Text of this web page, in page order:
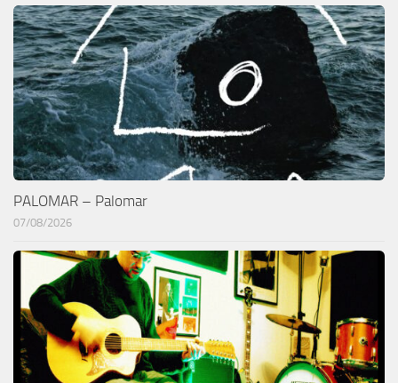
PALOMAR – Palomar
07/08/2026